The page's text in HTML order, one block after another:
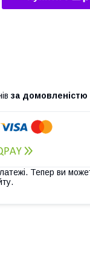
за домовленістю
Тепер ви